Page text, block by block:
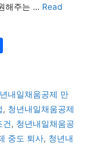
해주는 … Read
e내일채움공제 만
, 청년내일채움공제
건, 청년내일채움공
중도 퇴사, 청년내